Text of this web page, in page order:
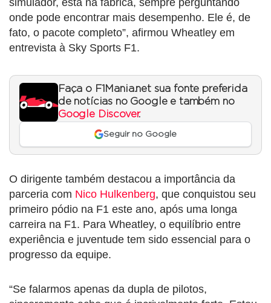
onde pode encontrar mais desempenho. Ele é, de
fato, o pacote completo”, afirmou Wheatley em
entrevista à Sky Sports F1.
Faça o F1Mania.net sua fonte preferida
de notícias no Google e também no
Google Discover.
Seguir no Google
O dirigente também destacou a importância da
parceria com Nico Hulkenberg, que conquistou seu
primeiro pódio na F1 este ano, após uma longa
carreira na F1. Para Wheatley, o equilíbrio entre
experiência e juventude tem sido essencial para o
progresso da equipe.
“Se falarmos apenas da dupla de pilotos,